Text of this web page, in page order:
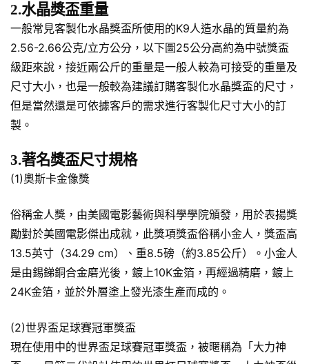
2.水晶獎盃重量
一般常見客製化水晶獎盃所使用的K9人造水晶的質量約為
2.56-2.66公克/立方公分，以下圖25公分高約為中號獎盃
級距來說，接近兩公斤的重量是一般人較為可接受的重量及
尺寸大小，也是一般較為建議訂購客製化水晶獎盃的尺寸，
但是當然還是可依據客戶的需求進行客製化尺寸大小的訂
製。
3.著名獎盃尺寸規格
(1)奧斯卡金像獎
俗稱金人獎，由美國電影藝術與科學學院頒發，用於表揚獎
勵對於美國電影傑出成就，此獎項獎盃俗稱小金人，獎盃高
13.5英寸（34.29 cm）、重8.5磅（約3.85公斤）。小金人
是由錫銻銅合金磨光後，鍍上10K金箔，再經過精磨，鍍上
24K金箔，並於外層塗上發光漆生產而成的。
(2)世界盃足球賽冠軍獎盃
現在使用中的世界盃足球賽冠軍獎盃，被暱稱為「大力神